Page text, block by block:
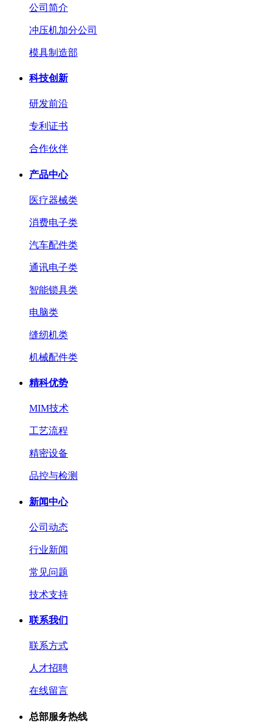
公司简介
冲压机加分公司
模具制造部
科技创新
研发前沿
专利证书
合作伙伴
产品中心
医疗器械类
消费电子类
汽车配件类
通讯电子类
智能锁具类
电脑类
缝纫机类
机械配件类
精科优势
MIM技术
工艺流程
精密设备
品控与检测
新闻中心
公司动态
行业新闻
常见问题
技术支持
联系我们
联系方式
人才招聘
在线留言
总部服务热线